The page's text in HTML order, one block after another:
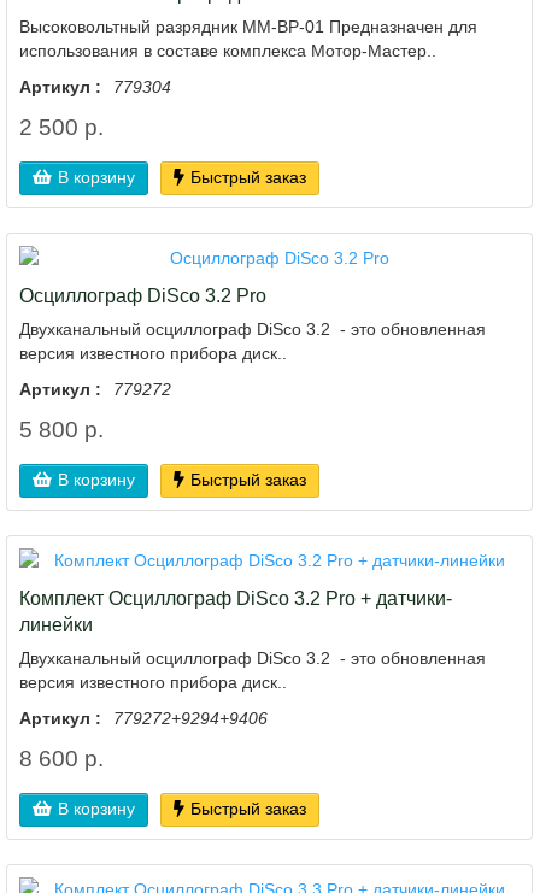
Высоковольтный разрядник ММ-ВР-01 Предназначен для
использования в составе комплекса Мотор-Мастер..
Артикул :
779304
2 500 р.
В корзину Быстрый заказ
Осциллограф DiSco 3.2 Pro
Двухканальный осциллограф DiSco 3.2 - это обновленная
версия известного прибора диск..
Артикул :
779272
5 800 р.
В корзину Быстрый заказ
Комплект Осциллограф DiSco 3.2 Pro + датчики-
линейки
Двухканальный осциллограф DiSco 3.2 - это обновленная
версия известного прибора диск..
Артикул :
779272+9294+9406
8 600 р.
В корзину Быстрый заказ